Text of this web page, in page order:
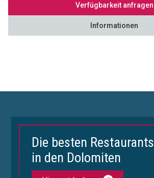
Verfügbarkeit anfragen
Informationen
Die besten Restaurants
in den Dolomiten